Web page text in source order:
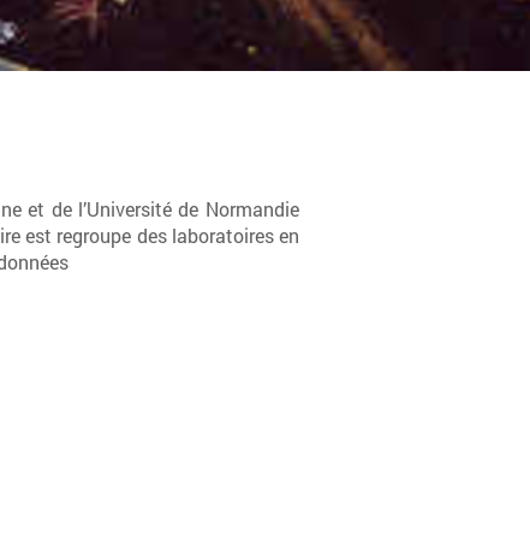
et de l’Université de Normandie
est regroupe des laboratoires en